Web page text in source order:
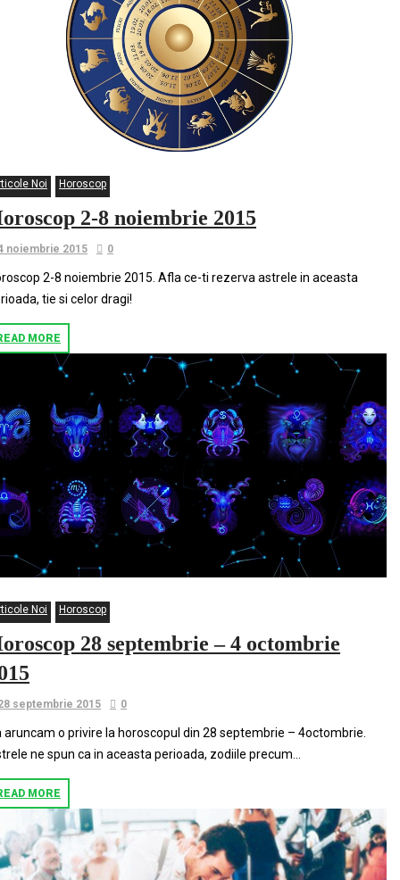
Noi Horoscop
2-8 noiembrie 2015
noiembrie 2015 0
2-8 noiembrie 2015. Afla ce-ti rezerva astrele in aceasta
tie si celor dragi!
MORE
Noi Horoscop
28 septembrie – 4 octombrie
septembrie 2015 0
aruncam o privire la horoscopul din 28 septembrie – 4octombrie.
ne spun ca in aceasta perioada, zodiile precum…
MORE